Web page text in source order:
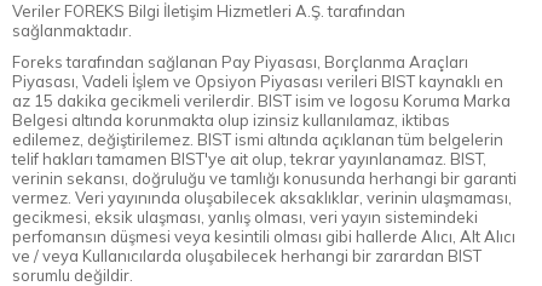
Veriler FOREKS Bilgi İletişim Hizmetleri A.Ş. tarafından
sağlanmaktadır.
Foreks tarafından sağlanan Pay Piyasası, Borçlanma Araçları
Piyasası, Vadeli İşlem ve Opsiyon Piyasası verileri BIST kaynaklı en
az 15 dakika gecikmeli verilerdir. BIST isim ve logosu Koruma Marka
Belgesi altında korunmakta olup izinsiz kullanılamaz, iktibas
edilemez, değiştirilemez. BIST ismi altında açıklanan tüm belgelerin
telif hakları tamamen BIST'ye ait olup, tekrar yayınlanamaz. BIST,
verinin sekansı, doğruluğu ve tamlığı konusunda herhangi bir garanti
vermez. Veri yayınında oluşabilecek aksaklıklar, verinin ulaşmaması,
gecikmesi, eksik ulaşması, yanlış olması, veri yayın sistemindeki
perfomansın düşmesi veya kesintili olması gibi hallerde Alıcı, Alt Alıcı
ve / veya Kullanıcılarda oluşabilecek herhangi bir zarardan BIST
sorumlu değildir.